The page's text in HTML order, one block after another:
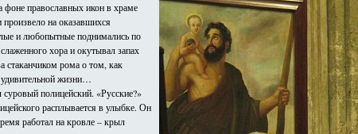
фоне православных икон в храме
на оказавшихся
и любопытные поднимались по
хора и окутывал запах
стаканчиком рома о том, как
жизни…
полицейский. «Русские?»
расплывается в улыбке. Он
работал на кровле – крыл